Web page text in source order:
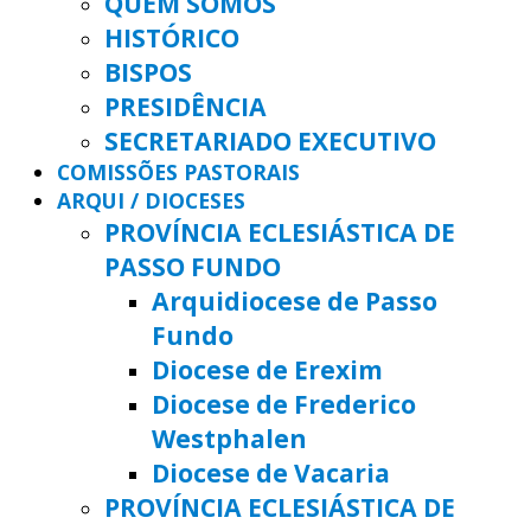
HISTÓRICO
BISPOS
PRESIDÊNCIA
SECRETARIADO EXECUTIVO
COMISSÕES PASTORAIS
ARQUI / DIOCESES
PROVÍNCIA ECLESIÁSTICA DE
PASSO FUNDO
Arquidiocese de Passo
Fundo
Diocese de Erexim
Diocese de Frederico
Westphalen
Diocese de Vacaria
PROVÍNCIA ECLESIÁSTICA DE